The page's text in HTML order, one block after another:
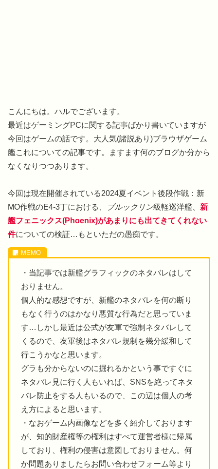
こんにちは。ハルでございます。
最近はゲーミングPCに関する記事ばかり書いていますが
今回はゲームの話です。大人気(諸説あり)ブラウザゲーム
艦これについての記事です。ますます何のブログか分から
なくなりつつあります。
今回は現在開催されている2024夏イベント後段作戦：新
MO作戦のE4-3丁における、
ブルックリン級軽巡洋艦、 新
艦フェニックス(Phoenix)があまりにも出てきてくれない
件についての検証…もといただの愚痴です。
・当記事では新艦グラフィックのネタバレはして
おりません。
個人的な感想ですが、新艦のネタバレを何の断り
もなく行うのはかなり悪質な行為だと思っていま
す…しかし最近は公式が友軍で強制ネタバレして
くるので、友軍後はネタバレ規制を幾分緩和して
行こうかなと思います。
グラも分からないのに掘れるかという事ですぐに
ネタバレ見に行く人もいれば、SNSを絶ってネタ
バレ防止をする人もいるので、この辺は個人の考
え方によると思います。
・なおゲーム内画像などを多く紹介しております
が、知的財産権等の権利はすべて運営者様に帰属
しており、権利の侵害は意図しておりません。何
か問題ありましたらお問い合わせフォーム等より